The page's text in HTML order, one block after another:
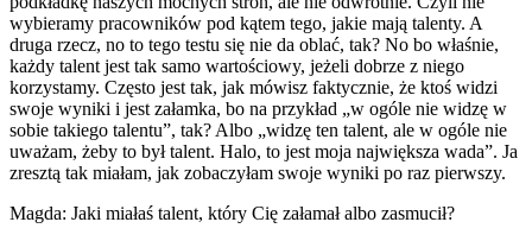
wybieramy pracowników pod kątem tego, jakie mają talenty. A
druga rzecz, no to tego testu się nie da oblać, tak? No bo właśnie,
każdy talent jest tak samo wartościowy, jeżeli dobrze z niego
korzystamy. Często jest tak, jak mówisz faktycznie, że ktoś widzi
swoje wyniki i jest załamka, bo na przykład „w ogóle nie widzę w
sobie takiego talentu”, tak? Albo „widzę ten talent, ale w ogóle nie
uważam, żeby to był talent. Halo, to jest moja największa wada”. Ja
zresztą tak miałam, jak zobaczyłam swoje wyniki po raz pierwszy.
Magda: Jaki miałaś talent, który Cię załamał albo zasmucił?